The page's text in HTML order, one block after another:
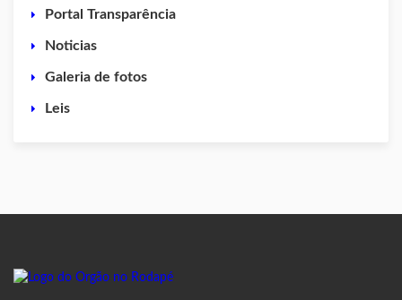
Portal Transparência
Noticias
Galeria de fotos
Leis